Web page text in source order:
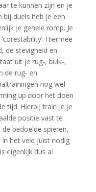
te kunnen zijn en je
bij duels heb je een
je gehele romp. Je
Hiermee
de stevigheid en
uit je rug-, buik-,
de rug- en
nog wel
up door het doen
tijd. Hierbij train je je
positie vast te
bedoelde spieren,
het veld juist nodig
eigenlijk dus al